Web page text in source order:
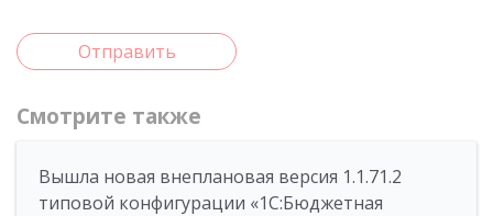
Отправить
Смотрите также
Вышла новая внеплановая версия 1.1.71.2
типовой конфигурации «1C:Бюджетная